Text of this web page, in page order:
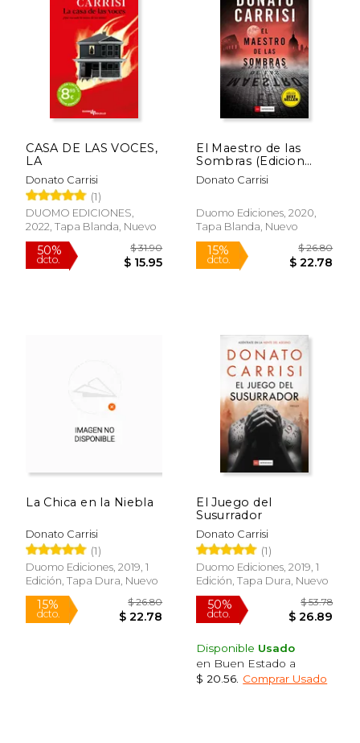
15% 50%
CASA DE LAS VOCES,
LA
Donato Carrisi
(1)
DUOMO EDICIONES,
2022, Tapa Blanda, Nuevo
El Maestro de las
Sombras (Edicion
Bestseller)
Donato Carrisi
Duomo Ediciones, 2020,
Tapa Blanda, Nuevo
15%
La Chica en la Niebla
Donato Carrisi
(1)
Duomo Ediciones, 2019, 1
Edición, Tapa Dura, Nuevo
El Juego del
Susurrador
Donato Carrisi
(1)
Duomo Ediciones, 2019, 1
Edición, Tapa Dura, Nuevo
Disponible Usado
en Buen Estado a
$ 20.56 Comprar Usado